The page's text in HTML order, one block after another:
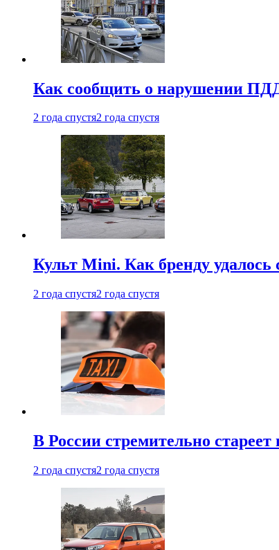
Как сообщить о нарушении
2 года спустя2 года спустя
Культ Mini. Как бренду
2 года спустя2 года спустя
В России стремительно
2 года спустя2 года спустя